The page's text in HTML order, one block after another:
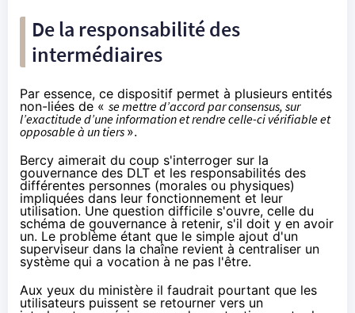
De la responsabilité des
intermédiaires
Par essence, ce dispositif permet à plusieurs entités
non-liées de « se mettre d’accord par consensus, sur
l’exactitude d’une information et rendre celle-ci vérifiable et
opposable à un tiers ».
Bercy aimerait du coup s'interroger sur la
gouvernance des DLT et les responsabilités des
différentes personnes (morales ou physiques)
impliquées dans leur fonctionnement et leur
utilisation. Une question difficile s'ouvre, celle du
schéma de gouvernance à retenir, s'il doit y en avoir
un. Le problème étant que le simple ajout d'un
superviseur dans la chaîne revient à centraliser un
système qui a vocation à ne pas l'être.
Aux yeux du ministère il faudrait pourtant que les
utilisateurs puissent se retourner vers un